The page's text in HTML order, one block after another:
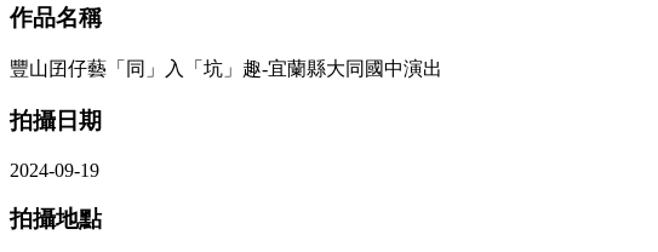
作品名稱
豐山囝仔藝「同」入「坑」趣-宜蘭縣大同國中演出
拍攝日期
2024-09-19
拍攝地點